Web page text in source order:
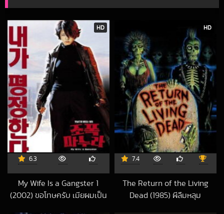
HD
6.3
My Wife Is a Gangster 1
(2002) ขอโทษครับ เมียผมเป็น
HD
7.4
The Return of the Living
Dead (1985) ผีลืมหลุม